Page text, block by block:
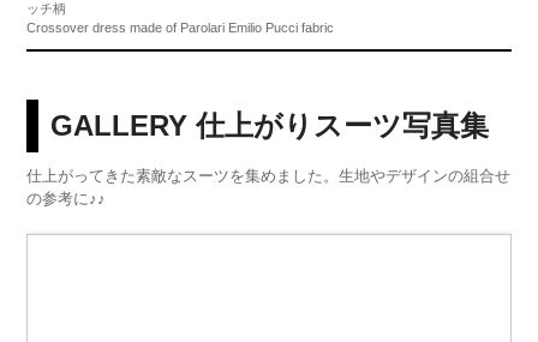
ッチ柄
Crossover dress made of Parolari Emilio Pucci fabric
GALLERY 仕上がりスーツ写真集
仕上がってきた素敵なスーツを集めました。生地やデザインの組合せ
の参考に♪♪